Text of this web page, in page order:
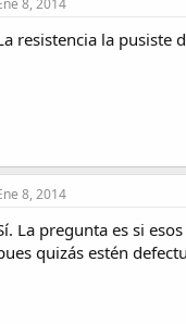
resistencia la pusiste
8, 2014
La pregunta es si
quizás estén